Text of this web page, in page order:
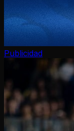
Publicidad